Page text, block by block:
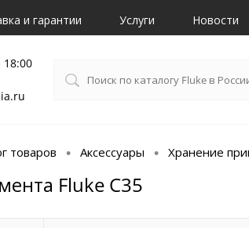
и гарантии Услуги Новости
18:00
товаров • Аксессуары • Хранение
Fluke C35